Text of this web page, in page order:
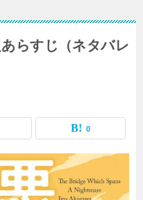
らすじ（ネタバレ
0